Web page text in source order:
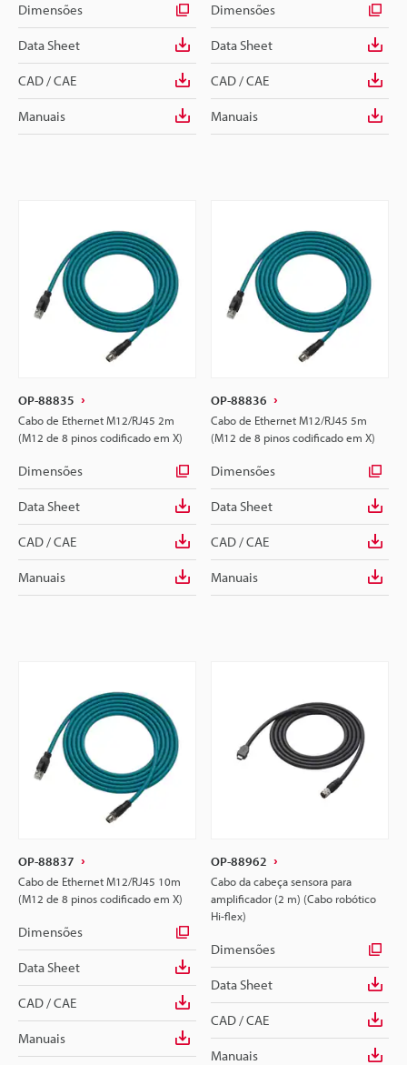
Dimensões
Data Sheet
CAD / CAE
Manuais
Dimensões
Data Sheet
CAD / CAE
Manuais
OP-88835
Cabo de Ethernet M12/RJ45 2m
(M12 de 8 pinos codificado em X)
Dimensões
Data Sheet
CAD / CAE
Manuais
OP-88836
Cabo de Ethernet M12/RJ45 5m
(M12 de 8 pinos codificado em X)
Dimensões
Data Sheet
CAD / CAE
Manuais
OP-88837
Cabo de Ethernet M12/RJ45 10m
(M12 de 8 pinos codificado em X)
Dimensões
Data Sheet
CAD / CAE
Manuais
OP-88962
Cabo da cabeça sensora para
amplificador (2 m) (Cabo robótico
Hi-flex)
Dimensões
Data Sheet
CAD / CAE
Manuais